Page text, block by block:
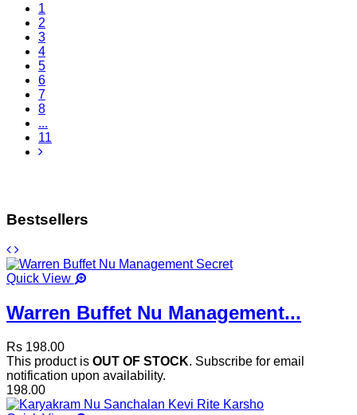
1
2
3
4
5
6
7
8
...
11
Bestsellers
Quick View
Warren Buffet Nu Management...
Rs 198.00
This product is OUT OF STOCK. Subscribe for email
notification upon availability.
198.00